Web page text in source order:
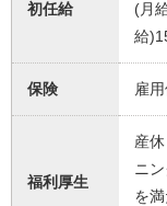
初任給
(月
給
保険 雇
福利厚生
産
ニ
を